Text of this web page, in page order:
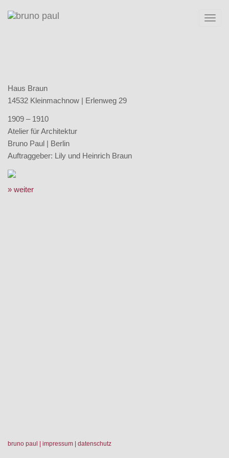
Haus Braun
14532 Kleinmachnow | Erlenweg 29
1909 – 1910
Atelier für Architektur
Bruno Paul | Berlin
Auftraggeber: Lily und Heinrich Braun
» weiter
bruno paul impressum datenschutz